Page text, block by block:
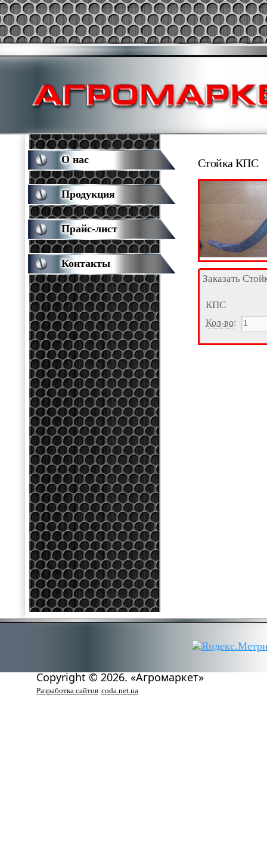
Стойка КПС
Заказать
КПС
Кол-во:
О нас
Продукция
Прайс-лист
Контакты
Copyright © 2026. «Агромаркет»
Разработка сайтов coda.net.ua